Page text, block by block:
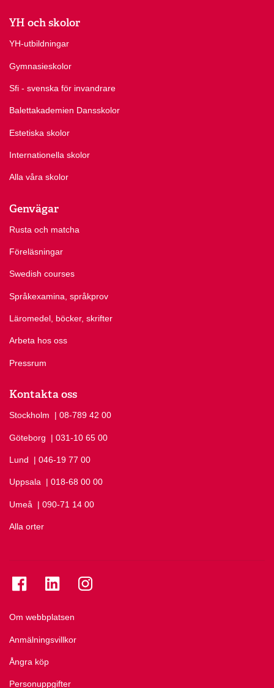
YH och skolor
YH-utbildningar
Gymnasieskolor
Sfi - svenska för invandrare
Balettakademien Dansskolor
Estetiska skolor
Internationella skolor
Alla våra skolor
Genvägar
Rusta och matcha
Föreläsningar
Swedish courses
Språkexamina, språkprov
Läromedel, böcker, skrifter
Arbeta hos oss
Pressrum
Kontakta oss
Stockholm Ring Stockholm på
| 08-789 42 00
Göteborg Ring Göteborg på
| 031-10 65 00
Lund Ring Lund på
| 046-19 77 00
Uppsala Ring Uppsala på
| 018-68 00 00
Umeå Ring Umeå på
| 090-71 14 00
Alla orter
Om webbplatsen
Anmälningsvillkor
Ångra köp
Personuppgifter
Se folkuniversitetet på Facebook
Se folkuniversitetet på LinkedIn